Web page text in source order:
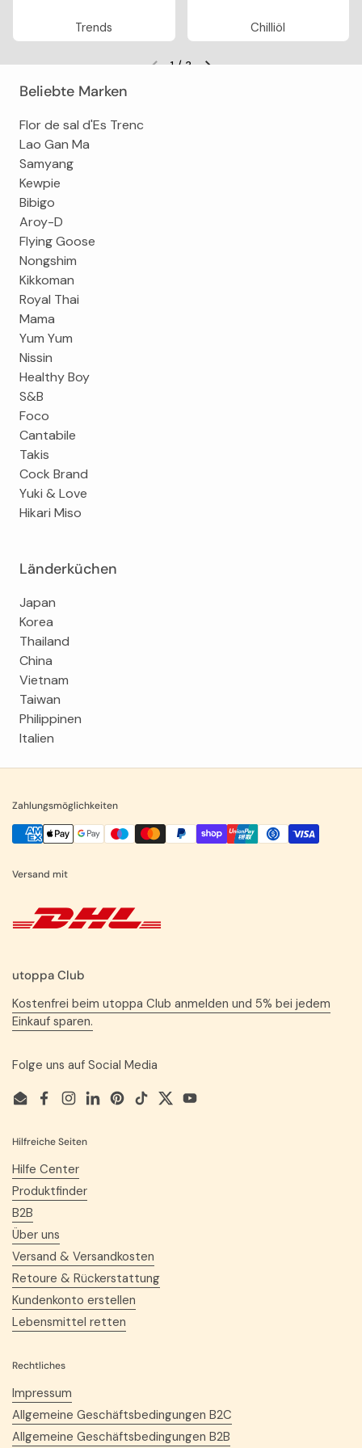
Trends Chilliöl
1/3
Beliebte Marken
Flor de sal d'Es Trenc
Lao Gan Ma
Samyang
Kewpie
Bibigo
Aroy-D
Flying Goose
Nongshim
Kikkoman
Royal Thai
Mama
Yum Yum
Nissin
Healthy Boy
S&B
Foco
Cantabile
Takis
Cock Brand
Yuki & Love
Hikari Miso
Länderküchen
Japan
Korea
Thailand
China
Vietnam
Taiwan
Philippinen
Italien
Zahlungsmöglichkeiten
Versand mit
utoppa Club
Kostenfrei beim utoppa Club anmelden und 5% bei jedem
Einkauf sparen.
Folge uns auf Social Media
EmailFacebook
Instagram
LinkedInPinterest
TikTokTwitterYouTube
Hilfreiche Seiten
Hilfe Center
Produktfinder
B2B
Über uns
Versand & Versandkosten
Retoure & Rückerstattung
Kundenkonto erstellen
Lebensmittel retten
Rechtliches
Impressum
Allgemeine Geschäftsbedingungen B2C
Allgemeine Geschäftsbedingungen B2B